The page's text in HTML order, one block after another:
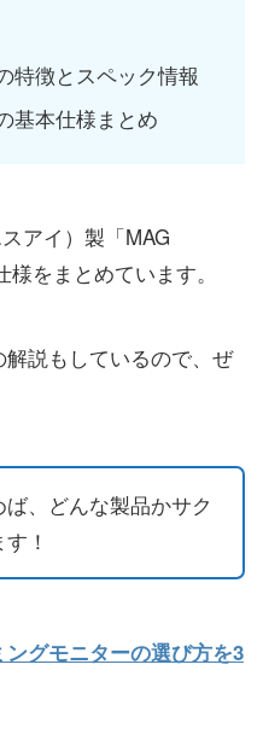
特徴とスペック情報
基本仕様まとめ
アイ）製「MAG
をまとめています。
説もしているので、ぜ
、どんな製品かサク
！
ングモニターの選び方を3